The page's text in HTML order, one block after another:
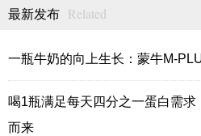
最新发布 Related
一瓶牛奶的向上生长：蒙牛M-
喝1瓶满足每天四分之一蛋白需
而来